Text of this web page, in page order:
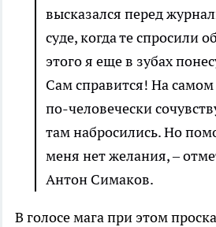
высказался перед
суде, когда те спросили
этого я еще в зубах
Сам справится! На самом
по-человечески
там набросились. Но
меня нет желания, –
Антон Симаков.
В голосе мага при этом